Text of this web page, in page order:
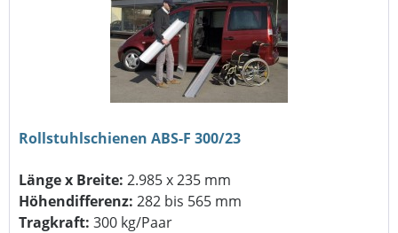
Rollstuhlschienen ABS-F 300/23
Länge x Breite: 2.985 x 235 mm
Höhendifferenz: 282 bis 565 mm
Tragkraft: 300 kg/Paar